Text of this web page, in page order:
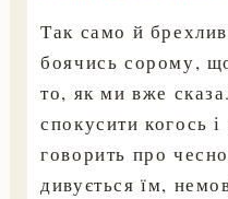
Так само й
боячись сорому,
то, як ми вже
спокусити когось
говорить про
дивується їм,